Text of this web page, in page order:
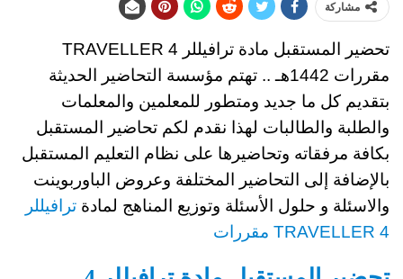
مشاركة
تحضير المستقبل مادة
ترافيللر 4 TRAVELLER
مقررات 1442هـ ..
تهتم مؤسسة التحاضير الحديثة
بتقديم كل ما جديد ومتطور للمعلمين والمعلمات
والطلبة والطالبات لهذا نقدم لكم تحاضير المستقبل
بكافة مرفقاته وتحاضيرها على نظام التعليم المستقبل
بالإضافة إلى التحاضير المختلفة وعروض الباوربوينت
والاسئلة و حلول الأسئلة وتوزيع المناهج لمادة ترافيللر
4 TRAVELLER مقررات